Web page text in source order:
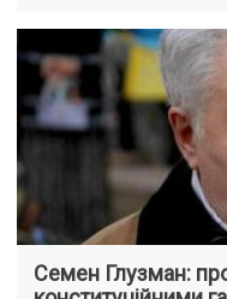
Семен Глузман: